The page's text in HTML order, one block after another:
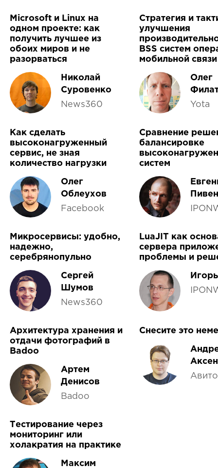
Microsoft и Linux на
одном проекте: как
получить лучшее из
обоих миров и не
разорваться
Николай
Суровенко
News360
Стратегия и
улучшения
BSS систем
мобильной
Олег
Yota
Как сделать
высоконагруженный
сервис, не зная
количество нагрузки
Олег
Облеухов
Facebook
Сравнение
балансировке
систем
Микросервисы: удобно,
надежно,
серебрянопульно
Сергей
Шумов
News360
LuaJIT как
сервера
проблемы и
Архитектура хранения и
отдачи фотографий в
Badoo
Артем
Денисов
Badoo
Снесите это
Тестирование через
мониторинг или
холакратия на практике
Максим